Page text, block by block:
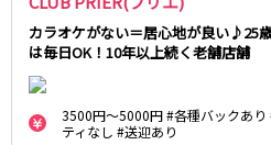
カラオケがない＝居心地が良い♪25
は毎日OK！10年以上続く老舗店舗
3500円～5000円 #各種バックあ
ティなし #送迎あり
大宮駅
船橋駅
柏駅
春日部駅
小田急江ノ島線